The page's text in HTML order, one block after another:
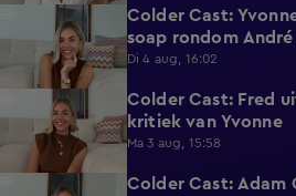
Colder Cast:
soap rondom André
Di 4 aug, 16:02
Colder Cast: Fred
kritiek van Yvonne
Ma 3 aug, 15:58
Colder Cast: Adam